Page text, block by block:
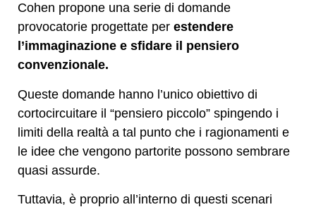
Cohen propone una serie di domande
provocatorie progettate per estendere
l’immaginazione e sfidare il pensiero
convenzionale.
Queste domande hanno l’unico obiettivo di
cortocircuitare il “pensiero piccolo” spingendo i
limiti della realtà a tal punto che i ragionamenti e
le idee che vengono partorite possono sembrare
quasi assurde.
Tuttavia, è proprio all’interno di questi scenari